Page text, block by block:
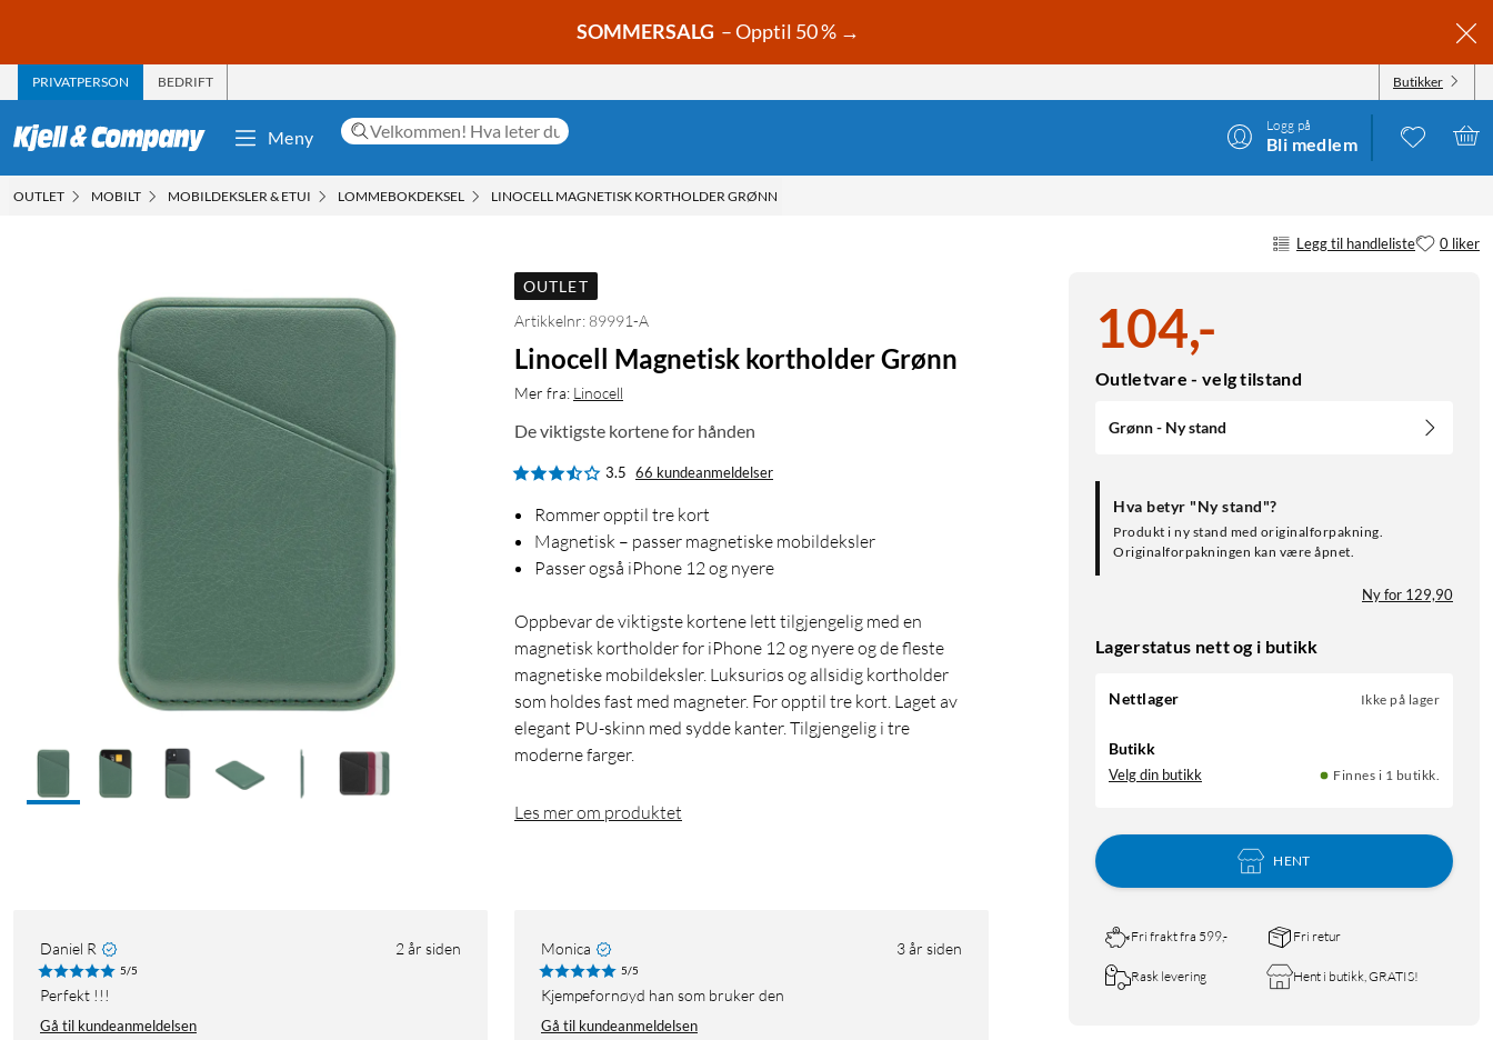
SOMMERSALG – Opptil 50 % →
PRIVATPERSON BEDRIFT Butikker
Meny
Logg på
Bli medlem
OUTLET MOBILT MOBILDEKSLER & ETUI LOMMEBOKDEKSEL LINOCELL MAGNETISK KORTHOLDER GRØNN
Legg til handleliste 0 liker
104,-
Outletvare - velg tilstand
Grønn - Ny stand
Hva betyr "Ny stand"?
Produkt i ny stand med originalforpakning.
Originalforpakningen kan være åpnet.
Ny for 129,90
Lagerstatus nett og i butikk
Nettlager Ikke på lager
Butikk
Velg din butikk Finnes i 1 butikk.
HENT
Fri frakt fra 599,- Fri retur
Rask levering Hent i butikk, GRATIS!
OUTLET
Artikkelnr: 89991-A
Linocell Magnetisk kortholder Grønn
Mer fra: Linocell
De viktigste kortene for hånden
3.5 66 kundeanmeldelser
Rommer opptil tre kort
Magnetisk – passer magnetiske mobildeksler
Passer også iPhone 12 og nyere
Oppbevar de viktigste kortene lett tilgjengelig med en
magnetisk kortholder for iPhone 12 og nyere og de fleste
magnetiske mobildeksler. Luksuriøs og allsidig kortholder
som holdes fast med magneter. For opptil tre kort. Laget av
elegant PU-skinn med sydde kanter. Tilgjengelig i tre
moderne farger.
Les mer om produktet
Daniel R 2 år siden
5/5
Perfekt !!!
Gå til kundeanmeldelsen
Monica 3 år siden
5/5
Kjempefornøyd han som bruker den
Gå til kundeanmeldelsen